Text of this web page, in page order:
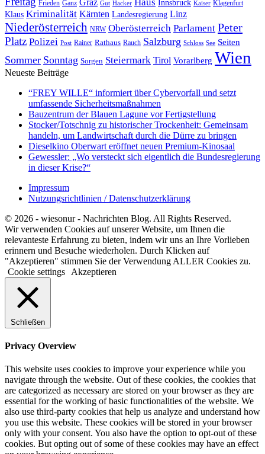
Frieden Ganz Graz Gut Hacker Innsbruck Kaiser Klagenfurt
Klaus Kriminalität Kärnten Landesregierung Linz
Niederösterreich NRW Oberösterreich Parlament Peter
Platz Polizei Post Rainer Rathaus Rauch Salzburg Schloss See Seiten
Sommer Sonntag Sorgen Steiermark Tirol Vorarlberg Wien
Neueste Beiträge
“FREY WILLE“ informiert über Cybervorfall und setzt
umfassende Sicherheitsmaßnahmen
Bauzentrum der Blauen Lagune vor Fertigstellung
Stocker/Totschnig zu historischer Trockenheit: Gemeinsam
handeln, um Landwirtschaft durch die Dürre zu bringen
Dieselkino Oberwart eröffnet neuen Premium-Kinosaal
Gewessler: „Wo versteckt sich eigentlich die Bundesregierung
in dieser Krise?“
Impressum
Nutzungsrichtlinien / Datenschutzerklärung
© 2026 - wiesonur - Nachrichten Blog. All Rights Reserved.
Wir verwenden Cookies auf unserer Website, um Ihnen die
relevanteste Erfahrung zu bieten, indem wir uns an Ihre Vorlieben
erinnern und Besuche wiederholen. Durch Klicken auf
"Akzeptieren" stimmen Sie der Verwendung ALLER Cookies zu.
Cookie settings
Akzeptieren
Schließen
Privacy Overview
This website uses cookies to improve your experience while you
navigate through the website. Out of these cookies, the cookies that
are categorized as necessary are stored on your browser as they are
essential for the working of basic functionalities of the website. We
also use third-party cookies that help us analyze and understand how
you use this website. These cookies will be stored in your browser
only with your consent. You also have the option to opt-out of these
cookies. But opting out of some of these cookies may have an effect